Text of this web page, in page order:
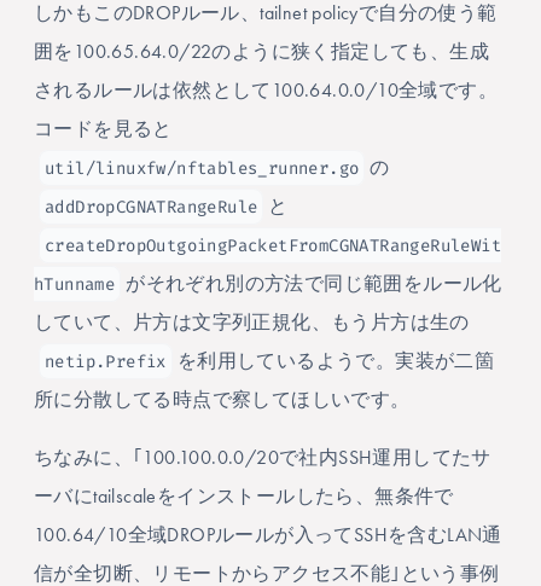
しかもこのDROPルール、tailnet policyで自分の使う範
囲を100.65.64.0/22のように狭く指定しても、生成
されるルールは依然として100.64.0.0/10全域です。
コードを見ると
util/linuxfw/nftables_runner.go の
addDropCGNATRangeRule と
createDropOutgoingPacketFromCGNATRangeRuleWit
hTunname がそれぞれ別の方法で同じ範囲をルール化
していて、片方は文字列正規化、もう片方は生の
netip.Prefix
を利用しているようで。実装が二箇
所に分散してる時点で察してほしいです。
ちなみに、｢100.100.0.0/20で社内SSH運用してたサ
ーバにtailscaleをインストールしたら、無条件で
100.64/10全域DROPルールが入ってSSHを含むLAN通
信が全切断、リモートからアクセス不能｣という事例